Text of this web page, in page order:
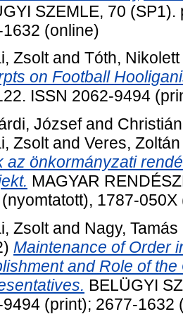
SZEMLE, 70
(online)
Zsoltand Tóth,
on Football
ISSN 2062-9494
Józsefand
Zsoltand Veres, Zoltán
az önkormányzati
MAGYAR
1787-050X
Zsoltand Nagy, Tamás
Maintenance of Order
and Role of
BELÜGYI
(print); 2677-1632